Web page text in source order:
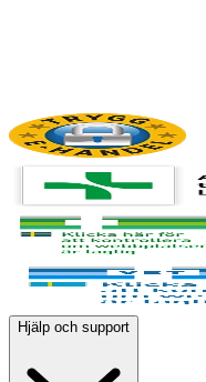
Hjälp och support